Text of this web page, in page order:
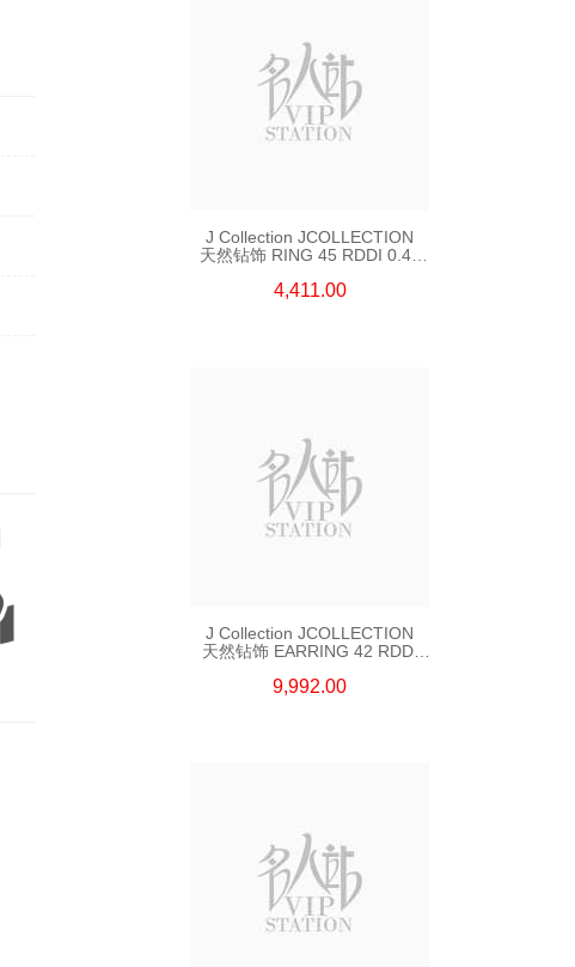
J Collection JCOLLECTION
天然钻饰 RING 45 RDDI 0.48
4,411.00
J Collection JCOLLECTION
天然钻饰 EARRING 42 RDDI
9,992.00